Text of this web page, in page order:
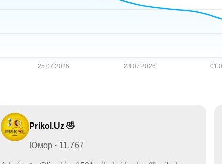
Prikol.Uz 🤣
Юмор · 11,767